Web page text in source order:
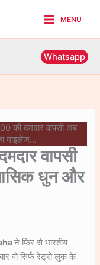
Menu
MENU
Whatsapp
की दमदार वापसी अब
माइलेज…
वापसी
धुन और
ने फिर से भारतीय
वो सिर्फ रेट्रो लुक के